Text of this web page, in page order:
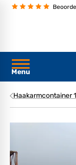
Menu
Haakarmcontainer